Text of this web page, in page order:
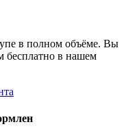
в полном объёме. Вы
бесплатно в нашем